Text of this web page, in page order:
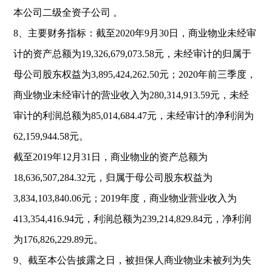
本公司二级全资子公司 。
8 、主要财务指标：截至2020年9月30日，商业物业未经审
计的资产总额为19,326,679,073.58元，未经审计的归属于
母公司股东权益为3,895,424,262.50元； 2020年前三季度，
商业物业未经审计的营业收入为280,314,913.59元，未经
审计的利润总额为85,014,684.47元，未经审计的净利润为
62,159,944.58元。
截至2019年12 月31 日，商业物业的资产总额为
18,636,507,284.32元，归属于母公司股东权益为
3,834,103,840.06元； 2019年度，商业物业营业收入为
413,354,416.94元，利润总额为239,214,829.84元，净利润
为176,826,229.89元。
9 、截至本公告披露之日，被担保人商业物业未被列为失